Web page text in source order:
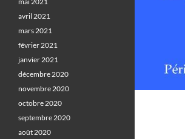
avril 2021
mars 2021
février 2021
janvier 2021
décembre 2020
novembre 2020
octobre 2020
septembre 2020
août 2020